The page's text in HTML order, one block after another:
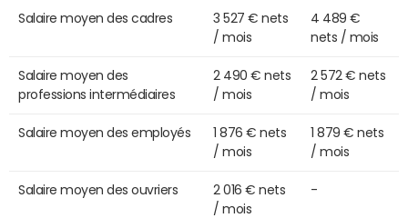
Salaire moyen des cadres
3 527 € nets
/ mois
4 489 €
nets / mois
Salaire moyen des
professions intermédiaires
2 490 € nets
/ mois
2 572 € nets
/ mois
Salaire moyen des employés
1 876 € nets
/ mois
1 879 € nets
/ mois
Salaire moyen des ouvriers
2 016 € nets
/ mois
-